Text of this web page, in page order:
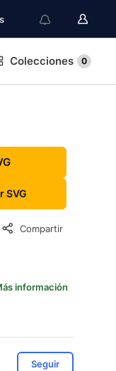
Colecciones 0
SVG
Compartir
información
Seguir